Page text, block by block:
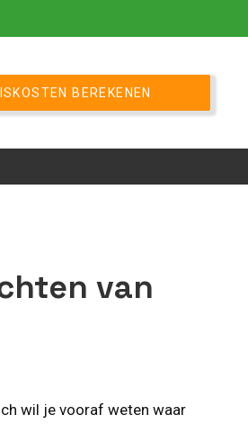
BEREKENEN
van
wil je vooraf weten waar